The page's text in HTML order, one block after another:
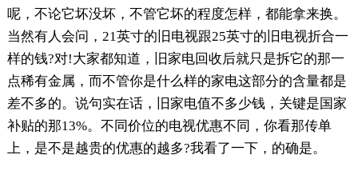
呢，不论它坏没坏，不管它坏的程度怎样，都能拿来换。
当然有人会问，21英寸的旧电视跟25英寸的旧电视折合一
样的钱?对!大家都知道，旧家电回收后就只是拆它的那一
点稀有金属，而不管你是什么样的家电这部分的含量都是
差不多的。说句实在话，旧家电值不多少钱，关键是国家
补贴的那13%。不同价位的电视优惠不同，你看那传单
上，是不是越贵的优惠的越多?我看了一下，的确是。